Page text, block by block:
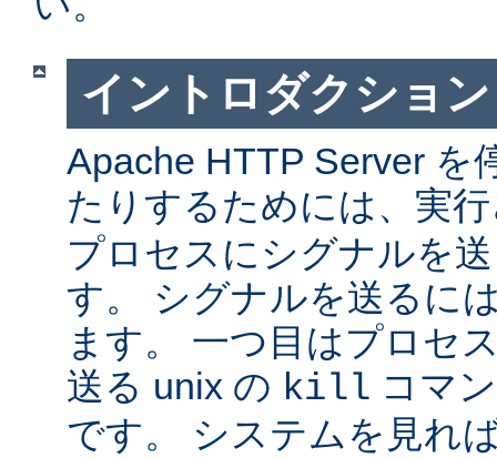
イントロダクション
Apache HTTP Server を
たりするためには、実
プロセスにシグナルを
す。 シグナルを送るに
ます。 一つ目はプロセ
送る unix の kill コマ
です。 システムを見れ